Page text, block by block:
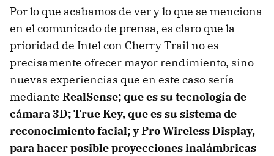
Por lo que acabamos de ver y lo que se menciona
en el comunicado de prensa, es claro que la
prioridad de Intel con Cherry Trail no es
precisamente ofrecer mayor rendimiento, sino
nuevas experiencias que en este caso sería
mediante RealSense; que es su tecnología de
cámara 3D; True Key, que es su sistema de
reconocimiento facial; y Pro Wireless Display,
para hacer posible proyecciones inalámbricas